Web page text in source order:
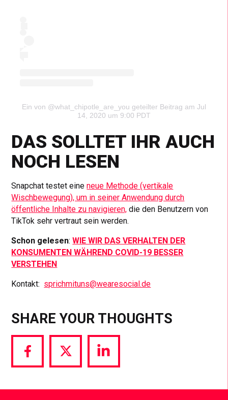
Ein von @what_chipotle_are_you geteilter Beitrag am Jul
14, 2020 um 9:00 PDT
DAS SOLLTET IHR AUCH
NOCH LESEN
Snapchat testet eineneue Methode (vertikale
Wischbewegung), um in seiner Anwendung durch
öffentliche Inhalte zu navigieren, die den Benutzern von
TikTok sehr vertraut sein werden.
Schon gelesen:WIE WIR DAS VERHALTEN DER
KONSUMENTEN WÄHREND COVID-19 BESSER
VERSTEHEN
Kontakt: sprichmituns@wearesocial.de
SHARE YOUR THOUGHTS
Share
via
Share
via
Share
via